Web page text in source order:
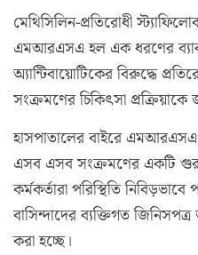
মেথিসিলিন-প্রতিরোধী
এমআরএসএ হল এক ধরণের
অ্যান্টিবায়োটিকের বিরুদ্ধে
সংক্রমণের চিকিৎসা
হাসপাতালের বাইরে
এসব এসব সংক্রমণের একটি
কর্মকর্তারা পরিস্থিতি
বাসিন্দাদের ব্যক্তিগত
করা হচ্ছে।